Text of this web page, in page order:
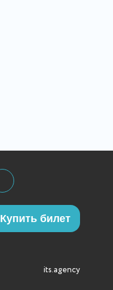
Купить билет
its.agency